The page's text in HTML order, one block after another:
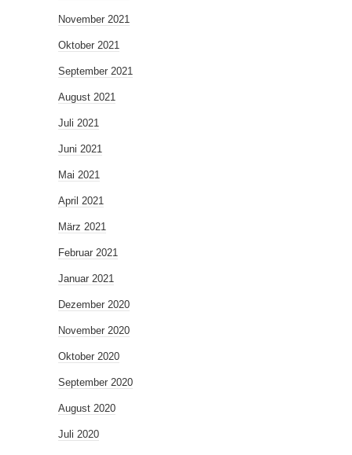
November 2021
Oktober 2021
September 2021
August 2021
Juli 2021
Juni 2021
Mai 2021
April 2021
März 2021
Februar 2021
Januar 2021
Dezember 2020
November 2020
Oktober 2020
September 2020
August 2020
Juli 2020